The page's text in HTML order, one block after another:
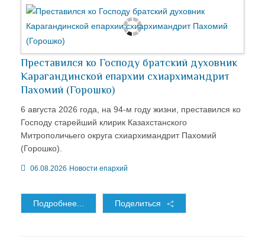
Преставился ко Господу братский духовник
Карагандинской епархии схиархимандрит
Пахомий (Горошко)
6 августа 2026 года, на 94-м году жизни, преставился ко
Господу старейший клирик Казахстанского
Митрополичьего округа схиархимандрит Пахомий
(Горошко).
06.08.2026 Новости епархий
Подробнее... Поделиться